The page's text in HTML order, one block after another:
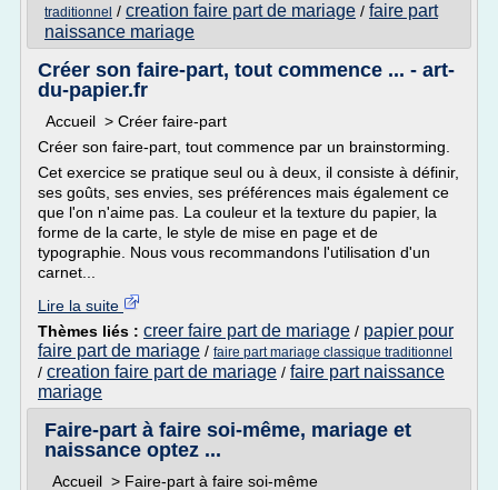
traditionnel / creation faire part de mariage / faire part
naissance mariage
Créer son faire-part, tout commence ... - art-
du-papier.fr
Accueil > Créer faire-part
Créer son faire-part, tout commence par un brainstorming.
Cet exercice se pratique seul ou à deux, il consiste à définir,
ses goûts, ses envies, ses préférences mais également ce
que l'on n'aime pas. La couleur et la texture du papier, la
forme de la carte, le style de mise en page et de
typographie. Nous vous recommandons l'utilisation d'un
carnet...
Lire la suite
Thèmes liés : creer faire part de mariage / papier pour
faire part de mariage / faire part mariage classique traditionnel
/ creation faire part de mariage / faire part naissance
mariage
Faire-part à faire soi-même, mariage et
naissance optez ...
Accueil > Faire-part à faire soi-même